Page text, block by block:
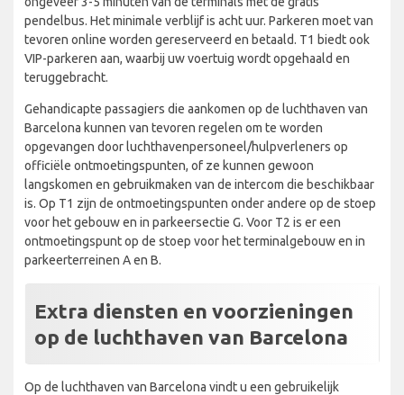
pendelbus. Het minimale verblijf is acht uur. Parkeren moet van
tevoren online worden gereserveerd en betaald. T1 biedt ook
VIP-parkeren aan, waarbij uw voertuig wordt opgehaald en
teruggebracht.
Gehandicapte passagiers die aankomen op de luchthaven van
Barcelona kunnen van tevoren regelen om te worden
opgevangen door luchthavenpersoneel/hulpverleners op
officiële ontmoetingspunten, of ze kunnen gewoon
langskomen en gebruikmaken van de intercom die beschikbaar
is. Op T1 zijn de ontmoetingspunten onder andere op de stoep
voor het gebouw en in parkeersectie G. Voor T2 is er een
ontmoetingspunt op de stoep voor het terminalgebouw en in
parkeerterreinen A en B.
Extra diensten en voorzieningen
op de luchthaven van Barcelona
Op de luchthaven van Barcelona vindt u een gebruikelijk